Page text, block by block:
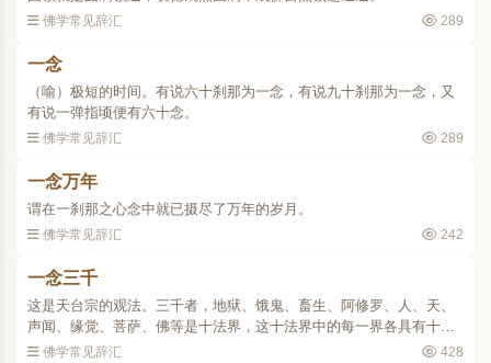
佛学常见辞汇 289
一念
（喻）极短的时间。有说六十刹那为一念，有说九十刹那为一念，又
有说一弹指顷便有六十念。
佛学常见辞汇 289
一念万年
谓在一刹那之心念中就已摄尽了万年的岁月。
佛学常见辞汇 242
一念三千
这是天台宗的观法。三千者，地狱、饿鬼、畜生、阿修罗、人、天、
声闻、缘觉、菩萨、佛等是十法界，这十法界中的每一界各具有十
界，则成百界，百界中的每一界又各具有十如，则成千如，千如中的
佛学常见辞汇 428